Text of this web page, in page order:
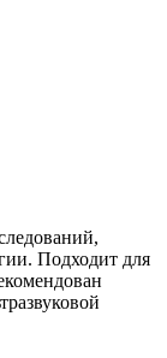
Подходит для